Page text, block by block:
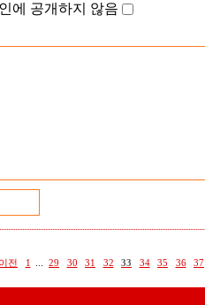
에 공개하지 않음
이전 1 29 30 31 32 33 34 35 36 37